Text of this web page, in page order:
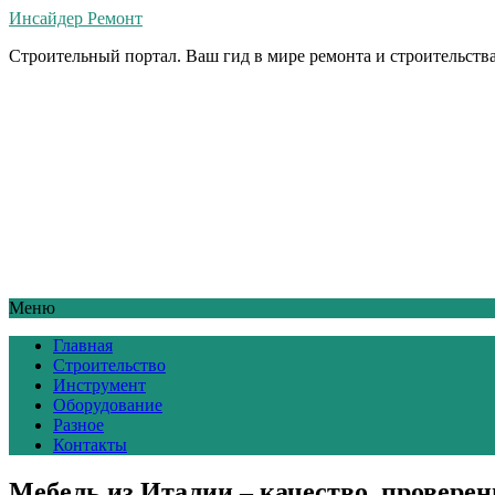
Инсайдер Ремонт
Строительный портал. Ваш гид в мире ремонта и
Меню
Главная
Строительство
Инструмент
Оборудование
Разное
Контакты